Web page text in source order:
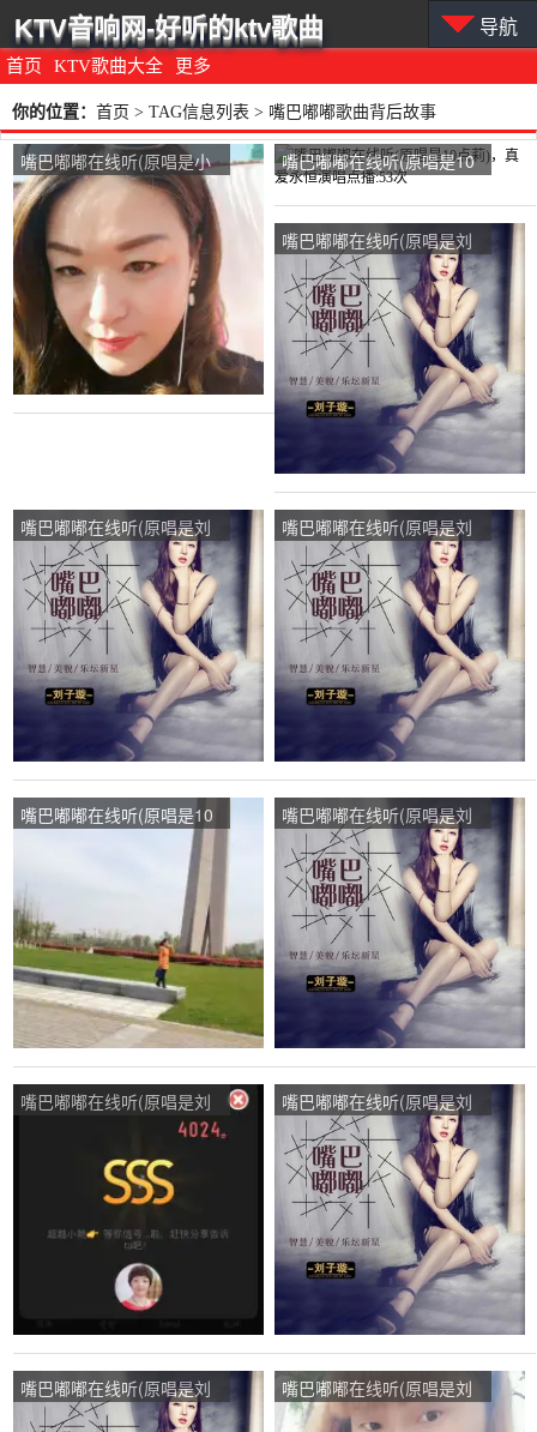
首页 KTV歌曲大全 更多
KTV音响网-好听的ktv歌曲 导航
你的位置： 首页 > TAG信息列表 > 嘴巴嘟嘟歌曲背后故事
嘴巴嘟嘟在线听(原唱是小
音色)，莲伊～张玫演唱点
播:58次
嘴巴嘟嘟在线听(原唱是10
点莉)，真爱永恒演唱点
播:53次
嘴巴嘟嘟在线听(原唱是刘
子璇)，紫董花！武侠女演
唱点播:60次
嘴巴嘟嘟在线听(原唱是刘
子璇)，心《主唱》鱼的眼
泪演唱点播:82次
嘴巴嘟嘟在线听(原唱是刘
子璇)，珍惜演唱点播:167
次
嘴巴嘟嘟在线听(原唱是10
点莉)，岁月 静好演唱点
嘴巴嘟嘟在线听(原唱是刘
子璇)，一曲红尘跑骚团演
唱点播:47次
嘴巴嘟嘟在线听(原唱是刘
子璇)，LILY演唱点播:35次
嘴巴嘟嘟在线听(原唱是刘
子璇)，将心比心演唱点
播:13次
嘴巴嘟嘟在线听(原唱是刘
子璇)，绿洲演唱点播:152
嘴巴嘟嘟在线听(原唱是刘
子璇)，❀曲蔠人散❀演唱